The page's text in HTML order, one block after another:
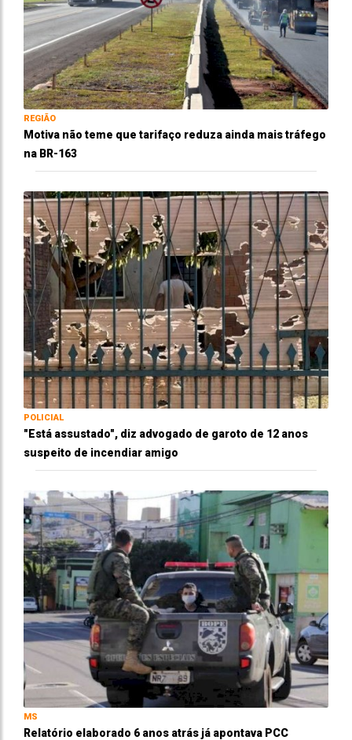
REGIÃO
Motiva não teme que tarifaço reduza ainda mais tráfego
na BR-163
POLICIAL
"Está assustado", diz advogado de garoto de 12 anos
suspeito de incendiar amigo
MS
Relatório elaborado 6 anos atrás já apontava PCC